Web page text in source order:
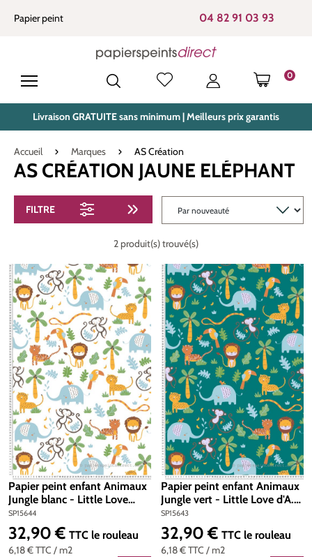
principal
Papier peint 04 82 91 03 93
0
LE
Livraison GRATUITE sans minimum | Meilleurs prix garantis
Accueil Marques AS Création
AS CRÉATION JAUNE ELÉPHANT
FILTRE
2 produit(s) trouvé(s)
Papier peint enfant Animaux
Jungle blanc - Little Love
d'A.S. Création | Réf.
SP15644
SP15644
6,18 €TTC / m2
Prix régulier :
32,90 € TTC le rouleau
Papier peint enfant Animaux
Jungle vert - Little Love d'A.S.
Création | Réf. SP15643
SP15643
6,18 €TTC / m2
Prix régulier :
32,90 € TTC le rouleau